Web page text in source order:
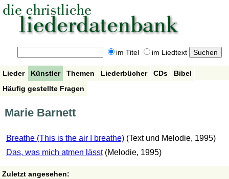
im Titel im Liedtext
Lieder Künstler Themen Liederbücher CDs
Bibel
Häufig gestellte Fragen
Marie Barnett
Breathe (This is the air I breathe) (Text und Melodie, 1995)
Das, was mich atmen lässt (Melodie, 1995)
Zuletzt angesehen: